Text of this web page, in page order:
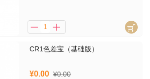
​CR1色差宝（基础版）
¥0.00 ¥0.00